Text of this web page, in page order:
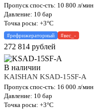
Пропуск спос-сть: 10 800 л/мин
Давление: 10 бар
Точка росы: +3°C
#рефрижераторный #вес_-
272 814 рублей
В наличии
KAISHAN KSAD-15SF-A
Пропуск спос-сть: 16 000 л/мин
Давление: 10 бар
Точка росы: +3°C